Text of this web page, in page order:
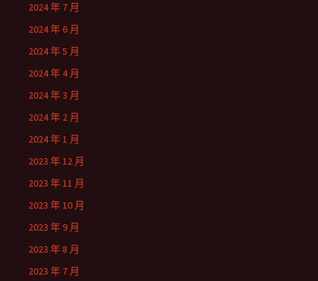
2024 年 7 月
2024 年 6 月
2024 年 5 月
2024 年 4 月
2024 年 3 月
2024 年 2 月
2024 年 1 月
2023 年 12 月
2023 年 11 月
2023 年 10 月
2023 年 9 月
2023 年 8 月
2023 年 7 月